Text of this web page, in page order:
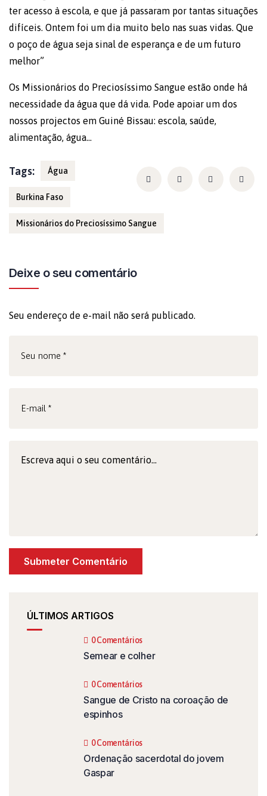
ter acesso à escola, e que já passaram por tantas situações
difíceis. Ontem foi um dia muito belo nas suas vidas. Que
o poço de água seja sinal de esperança e de um futuro
melhor”
Os Missionários do Preciosíssimo Sangue estão onde há
necessidade da água que dá vida. Pode apoiar um dos
nossos projectos em Guiné Bissau: escola, saúde,
alimentação, água…
Tags: Água
Burkina Faso
Missionários do Preciosíssimo Sangue
Deixe o seu comentário
Seu endereço de e-mail não será publicado.
ÚLTIMOS ARTIGOS
0 Comentários
Semear e colher
0 Comentários
Sangue de Cristo na coroação de
espinhos
0 Comentários
Ordenação sacerdotal do jovem
Gaspar